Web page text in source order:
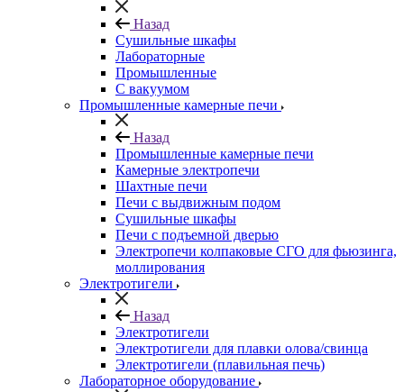
Назад
Сушильные шкафы
Лабораторные
Промышленные
С вакуумом
Промышленные камерные печи
Назад
Промышленные камерные печи
Камерные электропечи
Шахтные печи
Печи с выдвижным подом
Сушильные шкафы
Печи с подъемной дверью
Электропечи колпаковые СГО для фьюзинга,
моллирования
Электротигели
Назад
Электротигели
Электротигели для плавки олова/свинца
Электротигели (плавильная печь)
Лабораторное оборудование